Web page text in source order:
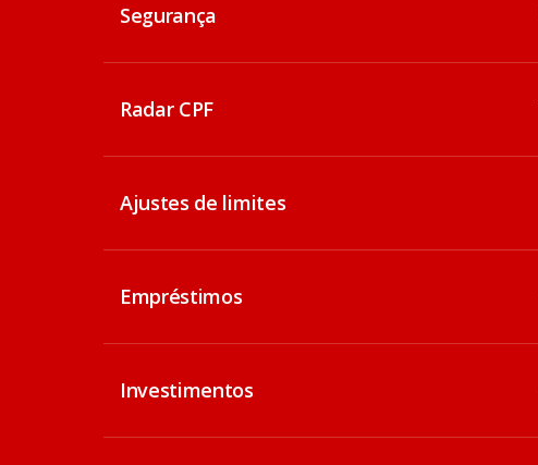
Segurança
Radar CPF
Ajustes de limites
Empréstimos
Investimentos